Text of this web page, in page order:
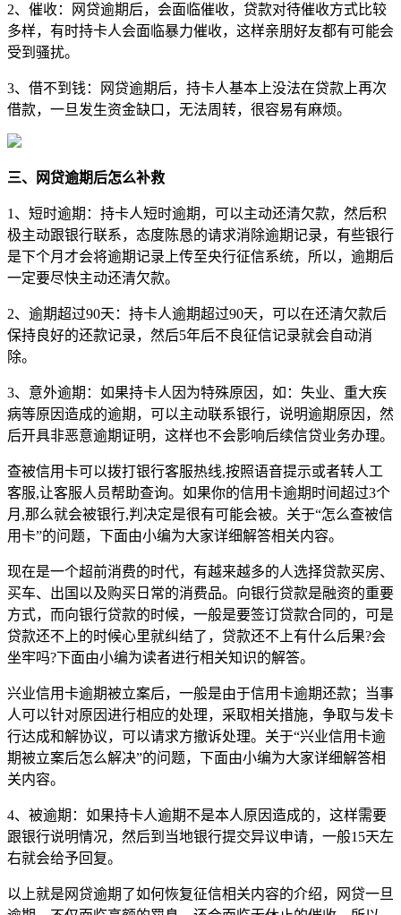
2、催收：网贷逾期后，会面临催收，贷款对待催收方式比较
多样，有时持卡人会面临暴力催收，这样亲朋好友都有可能会
受到骚扰。
3、借不到钱：网贷逾期后，持卡人基本上没法在贷款上再次
借款，一旦发生资金缺口，无法周转，很容易有麻烦。
三、网贷逾期后怎么补救
1、短时逾期：持卡人短时逾期，可以主动还清欠款，然后积
极主动跟银行联系，态度陈恳的请求消除逾期记录，有些银行
是下个月才会将逾期记录上传至央行征信系统，所以，逾期后
一定要尽快主动还清欠款。
2、逾期超过90天：持卡人逾期超过90天，可以在还清欠款后
保持良好的还款记录，然后5年后不良征信记录就会自动消
除。
3、意外逾期：如果持卡人因为特殊原因，如：失业、重大疾
病等原因造成的逾期，可以主动联系银行，说明逾期原因，然
后开具非恶意逾期证明，这样也不会影响后续信贷业务办理。
查被信用卡可以拨打银行客服热线,按照语音提示或者转人工
客服,让客服人员帮助查询。如果你的信用卡逾期时间超过3个
月,那么就会被银行,判决定是很有可能会被。关于“怎么查被信
用卡”的问题，下面由小编为大家详细解答相关内容。
现在是一个超前消费的时代，有越来越多的人选择贷款买房、
买车、出国以及购买日常的消费品。向银行贷款是融资的重要
方式，而向银行贷款的时候，一般是要签订贷款合同的，可是
贷款还不上的时候心里就纠结了，贷款还不上有什么后果?会
坐牢吗?下面由小编为读者进行相关知识的解答。
兴业信用卡逾期被立案后，一般是由于信用卡逾期还款；当事
人可以针对原因进行相应的处理，采取相关措施，争取与发卡
行达成和解协议，可以请求方撤诉处理。关于“兴业信用卡逾
期被立案后怎么解决”的问题，下面由小编为大家详细解答相
关内容。
4、被逾期：如果持卡人逾期不是本人原因造成的，这样需要
跟银行说明情况，然后到当地银行提交异议申请，一般15天左
右就会给予回复。
以上就是网贷逾期了如何恢复征信相关内容的介绍，网贷一旦